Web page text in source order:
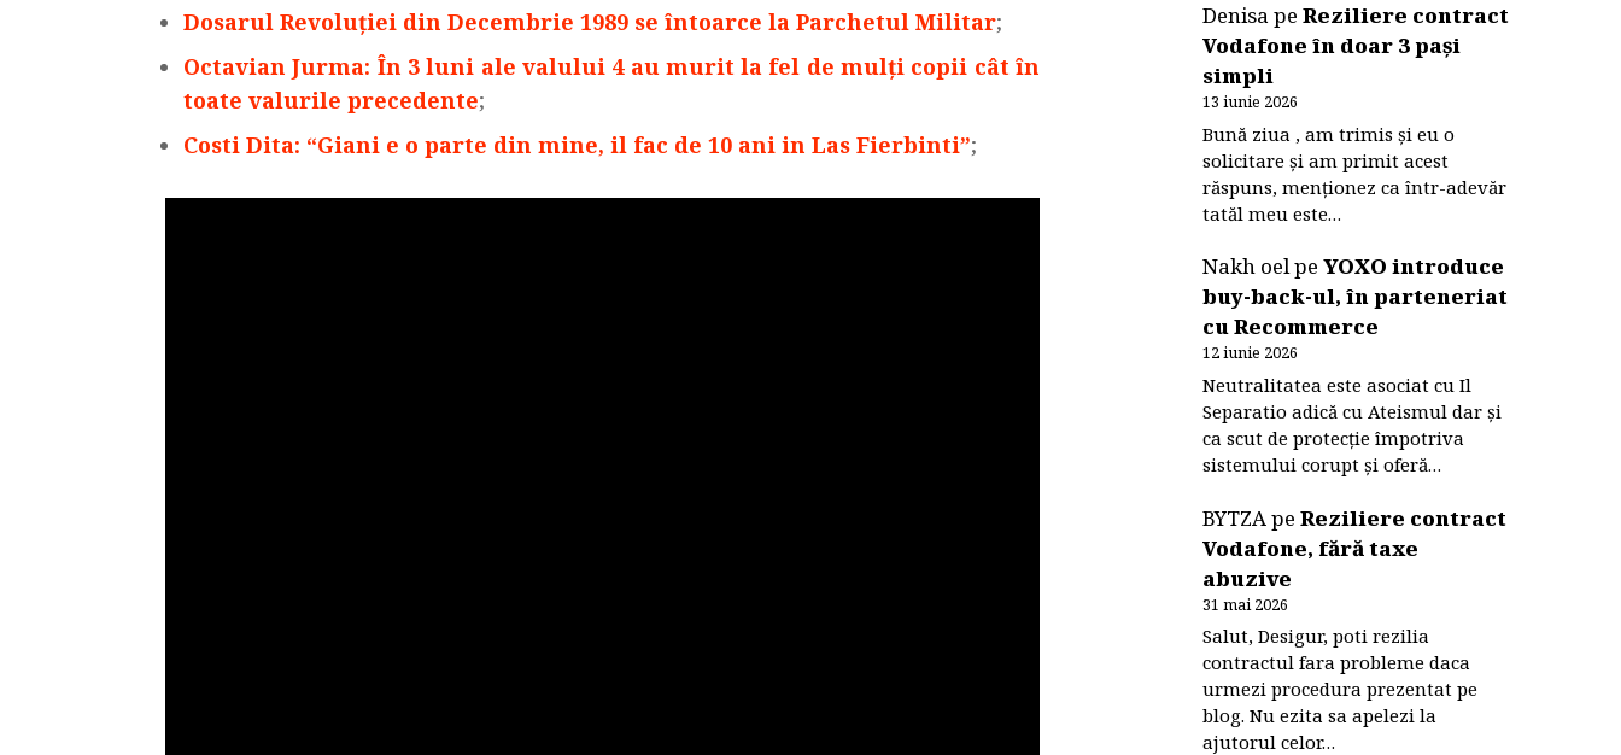
Dosarul Revoluției din Decembrie 1989 se întoarce la Parchetul Militar;
Octavian Jurma: În 3 luni ale valului 4 au murit la fel de mulţi copii cât în
toate valurile precedente;
Costi Dita: “Giani e o parte din mine, il fac de 10 ani in Las Fierbinti”;
DenisapeReziliere contract
Vodafone în doar 3 pași
simpli
13 iunie 2026
Bună ziua , am trimis și eu o
solicitare și am primit acest
răspuns, menționez ca într-adevăr
tatăl meu este…
Nakh oelpeYOXO introduce
buy-back-ul, în parteneriat
cu Recommerce
12 iunie 2026
Neutralitatea este asociat cu Il
Separatio adică cu Ateismul dar și
ca scut de protecție împotriva
sistemului corupt și oferă…
BYTZApeReziliere contract
Vodafone, fără taxe
abuzive
31 mai 2026
Salut, Desigur, poti rezilia
contractul fara probleme daca
urmezi procedura prezentat pe
blog. Nu ezita sa apelezi la
ajutorul celor…